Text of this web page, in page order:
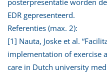
EDR gepresenteerd.
Referenties (max. 2):
[1] Nauta, Joske et al.
implementation of exercise
care in Dutch university